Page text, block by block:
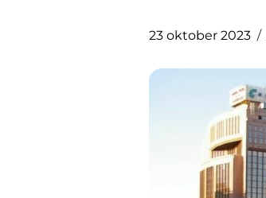
23 oktober 2023